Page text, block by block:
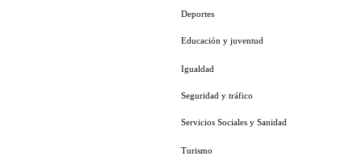
Deportes
Educación y juventud
Igualdad
Seguridad y tráfico
Servicios Sociales y Sanidad
Turismo